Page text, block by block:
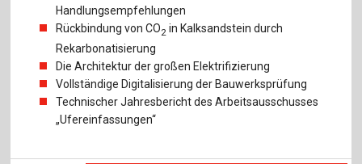
Handlungsempfehlungen
Rückbindung von CO2 in Kalksandstein durch
Rekarbonatisierung
Die Architektur der großen Elektrifizierung
Vollständige Digitalisierung der Bauwerksprüfung
Technischer Jahresbericht des Arbeitsausschusses
„Ufereinfassungen“